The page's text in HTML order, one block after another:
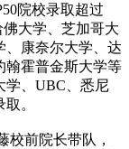
院校录取超过
大学、芝加哥大
、康奈尔大学、达
翰霍普金斯大学等
学、UBC、悉尼
。
校前院长带队，